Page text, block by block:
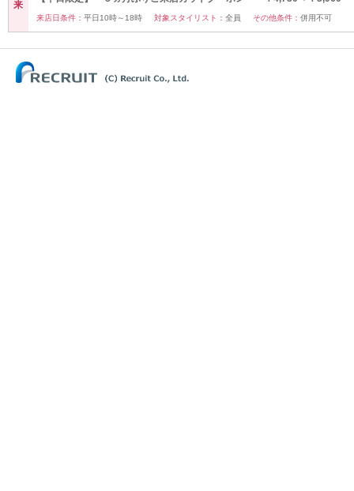
来
来店日条件： 平日10時～18時 対象スタイリスト： 全員 その他条件： 併用不可